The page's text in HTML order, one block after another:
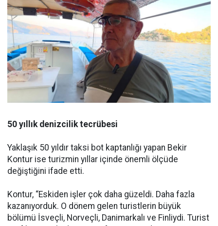
50 yıllık denizcilik tecrübesi
Yaklaşık 50 yıldır taksi bot kaptanlığı yapan Bekir
Kontur ise turizmin yıllar içinde önemli ölçüde
değiştiğini ifade etti.
Kontur, “Eskiden işler çok daha güzeldi. Daha fazla
kazanıyorduk. O dönem gelen turistlerin büyük
bölümü İsveçli, Norveçli, Danimarkalı ve Finliydi. Turist